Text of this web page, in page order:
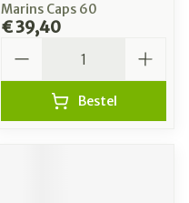
Marins Caps 60
€ 39,40
Bestel